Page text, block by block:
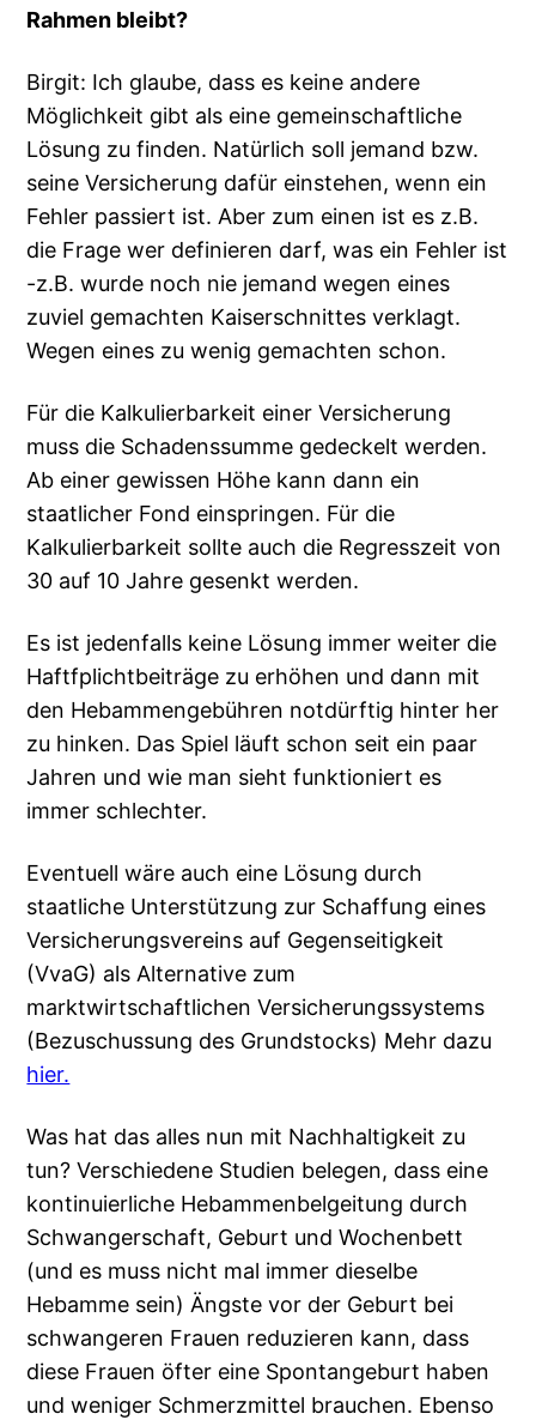
Rahmen bleibt?
Birgit: Ich glaube, dass es keine andere
Möglichkeit gibt als eine gemeinschaftliche
Lösung zu finden. Natürlich soll jemand bzw.
seine Versicherung dafür einstehen, wenn ein
Fehler passiert ist. Aber zum einen ist es z.B.
die Frage wer definieren darf, was ein Fehler ist
-z.B. wurde noch nie jemand wegen eines
zuviel gemachten Kaiserschnittes verklagt.
Wegen eines zu wenig gemachten schon.
Für die Kalkulierbarkeit einer Versicherung
muss die Schadenssumme gedeckelt werden.
Ab einer gewissen Höhe kann dann ein
staatlicher Fond einspringen. Für die
Kalkulierbarkeit sollte auch die Regresszeit von
30 auf 10 Jahre gesenkt werden.
Es ist jedenfalls keine Lösung immer weiter die
Haftfplichtbeiträge zu erhöhen und dann mit
den Hebammengebühren notdürftig hinter her
zu hinken. Das Spiel läuft schon seit ein paar
Jahren und wie man sieht funktioniert es
immer schlechter.
Eventuell wäre auch eine Lösung durch
staatliche Unterstützung zur Schaffung eines
Versicherungsvereins auf Gegenseitigkeit
(VvaG) als Alternative zum
marktwirtschaftlichen Versicherungssystems
(Bezuschussung des Grundstocks) Mehr dazu
hier.
Was hat das alles nun mit Nachhaltigkeit zu
tun? Verschiedene Studien belegen, dass eine
kontinuierliche Hebammenbelgeitung durch
Schwangerschaft, Geburt und Wochenbett
(und es muss nicht mal immer dieselbe
Hebamme sein) Ängste vor der Geburt bei
schwangeren Frauen reduzieren kann, dass
diese Frauen öfter eine Spontangeburt haben
und weniger Schmerzmittel brauchen. Ebenso